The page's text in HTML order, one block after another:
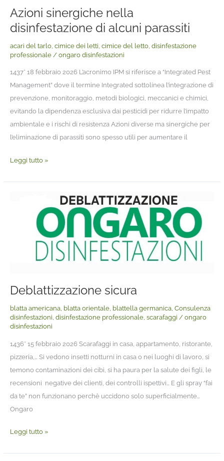
Azioni sinergiche nella
disinfestazione di alcuni parassiti
acari del tarlo, cimice dei letti cimice del letto, disinfestazione
professionale/ ongaro disinfestazioni
1437* 18 febbraio 2026 L’acronimo IPM si riferisce a “Integrated Pest
Management” dove il termine Integrated sottolinea l’integrazione di
prevenzione, monitoraggio, metodi biologici, meccanici e chimici,
evitando la dipendenza esclusiva dai pesticidi per ridurre l’impatto
ambientale e i rischi di resistenza Azioni diverse ma sinergiche per
l’eliminazione di parassiti sono spesso utili per aumentare il
Leggi tutto »
Deblattizzazione sicura
blatta americana, blatta orientale, blattella germanica, Consulenza
disinfestazioni disinfestazione professionale, scarafaggi / ongaro
disinfestazioni
1436* 15 febbraio 2026 Scarafaggi in casa, appartamento, ristorante,
pizzeria,… Si vedono insetti notturni in casa o nei luoghi di lavoro, si
temono contaminazioni dei cibi, si ha paura per la salute dei figli, le
recensioni negative dei clienti, dei controlli ispettivi… E gli spray “fai
da te” non funzionano perchè uccidono solo superficialmente…
Ongaro
Leggi tutto »